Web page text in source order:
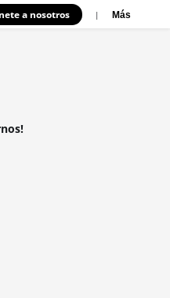
a nosotros | Más